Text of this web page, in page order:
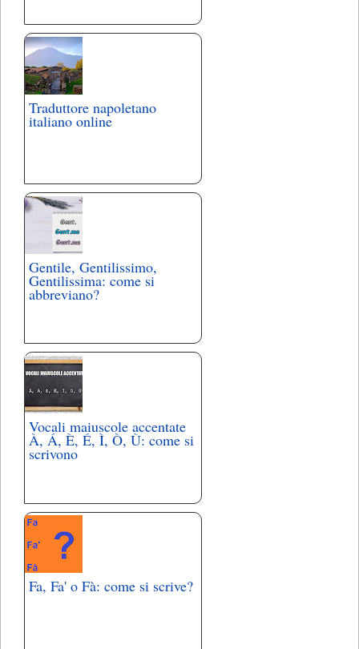
Traduttore napoletano
italiano online
Gentile, Gentilissimo,
Gentilissima: come si
abbreviano?
Vocali maiuscole accentate
À, Á, È, É, Ì, Ò, Ù: come si
scrivono
Fa, Fa' o Fà: come si scrive?